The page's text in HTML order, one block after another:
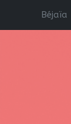
Béjaïa